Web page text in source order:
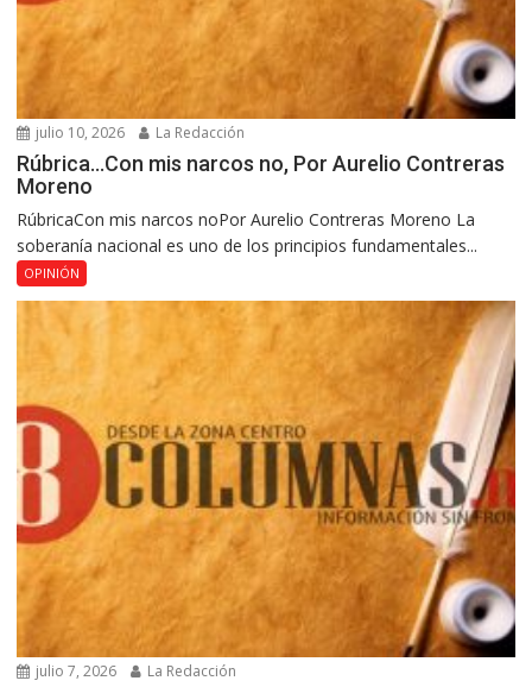
julio 10, 2026 La Redacción
Rúbrica…Con mis narcos no, Por Aurelio Contreras
Moreno
RúbricaCon mis narcos noPor Aurelio Contreras Moreno La
soberanía nacional es uno de los principios fundamentales...
OPINIÓN
julio 7, 2026 La Redacción